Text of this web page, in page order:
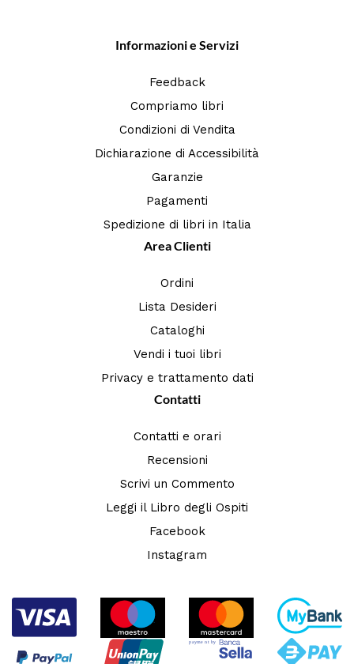
Informazioni e Servizi
Feedback
Compriamo libri
Condizioni di Vendita
Dichiarazione di Accessibilità
Garanzie
Pagamenti
Spedizione di libri in Italia
Area Clienti
Ordini
Lista Desideri
Cataloghi
Vendi i tuoi libri
Privacy e trattamento dati
Contatti
Contatti e orari
Recensioni
Scrivi un Commento
Leggi il Libro degli Ospiti
Facebook
Instagram